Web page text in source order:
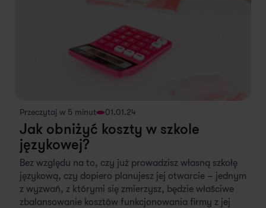
Przeczytaj w 5 minut 01.01.24
Jak obniżyć koszty w szkole
językowej?
Bez względu na to, czy już prowadzisz własną szkołę
językową, czy dopiero planujesz jej otwarcie – jednym
z wyzwań, z którymi się zmierzysz, będzie właściwe
zbalansowanie kosztów funkcjonowania firmy z jej